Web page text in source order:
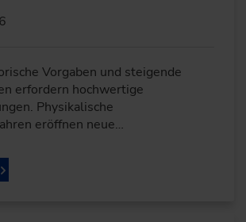
Vorgaben und steigende
erfordern hochwertige
Physikalische
eröffnen neue…